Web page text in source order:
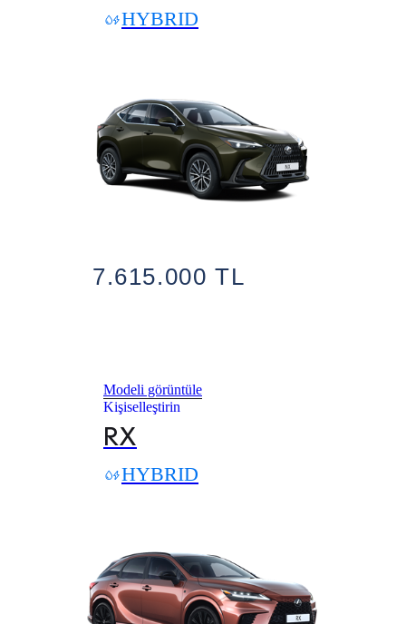
HYBRID
7.615.000 TL
Modeli görüntüle
Kişiselleştirin
RX
HYBRID